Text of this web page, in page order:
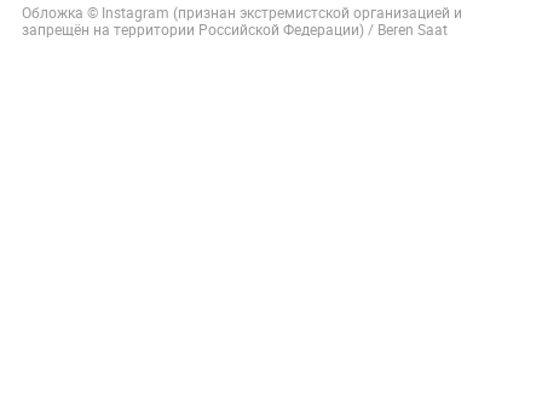
Обложка © Instagram (признан экстремистской организацией и
запрещён на территории Российской Федерации) / Beren Saat